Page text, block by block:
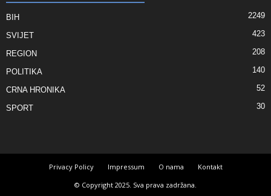
BIH 2249
SVIJET 423
REGION 208
POLITIKA 140
CRNA HRONIKA 52
SPORT 30
Privacy Policy Impressum O nama
Kontakt
© Copyright 2025. Sva prava zadržana.